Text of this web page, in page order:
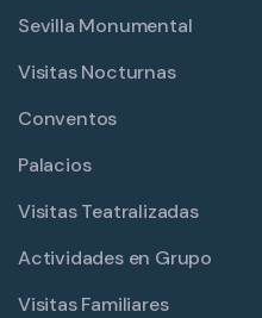
Sevilla Monumental
Visitas Nocturnas
Conventos
Palacios
Visitas Teatralizadas
Actividades en Grupo
Visitas Familiares